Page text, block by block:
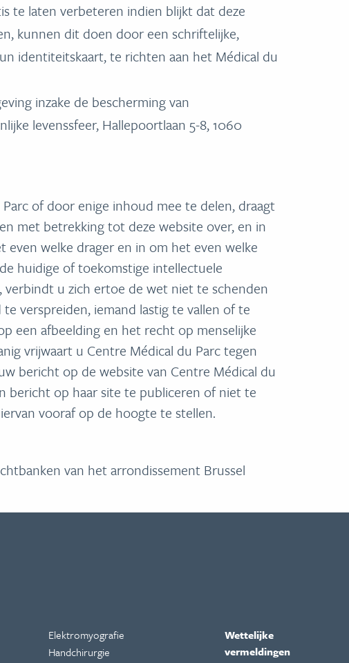
te laten verbeteren indien blijkt dat deze
kunnen dit doen door een schriftelijke,
identiteitskaart, te richten aan het Médical du
inzake de bescherming van
levenssfeer, Hallepoortlaan 5-8, 1060
of door enige inhoud mee te delen, draagt
met betrekking tot deze website over, en in
welke drager en in om het even welke
huidige of toekomstige intellectuele
u zich ertoe de wet niet te schenden
verspreiden, iemand lastig te vallen of te
een afbeelding en het recht op menselijke
vrijwaart u Centre Médical du Parc tegen
bericht op de website van Centre Médical du
bericht op haar site te publiceren of niet te
vooraf op de hoogte te stellen.
van het arrondissement Brussel
Elektromyografie
Handchirurgie
Wettelijke
vermeldingen